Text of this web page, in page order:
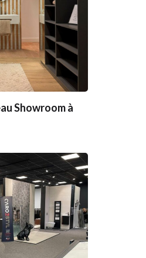
Showroom à